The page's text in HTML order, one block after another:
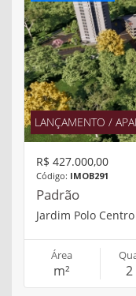
LANÇAMENTO /
R$ 427.000,00
Código: IMOB291
Padrão
Jardim Polo
Área
m² 2